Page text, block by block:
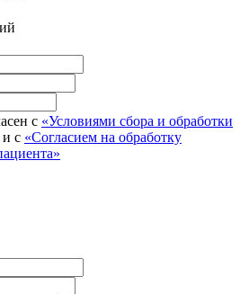
с «Условиями сбора и обработки
и с «Согласием на обработку